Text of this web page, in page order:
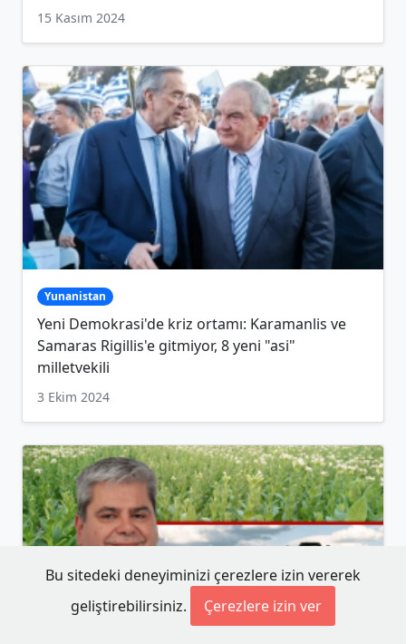
15 Kasım 2024
Yunanistan
Yeni Demokrasi'de kriz ortamı: Karamanlis ve
Samaras Rigillis'e gitmiyor, 8 yeni "asi"
milletvekili
3 Ekim 2024
Bu sitedeki deneyiminizi çerezlere izin vererek
geliştirebilirsiniz.
Çerezlere izin ver